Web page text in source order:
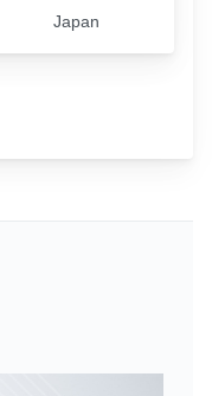
Japan